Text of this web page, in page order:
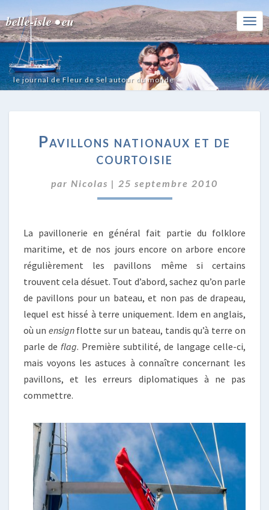
belle-isle • eu
le journal de Fleur de Sel autour du monde
NATIONAUX
ET
DE
COURTOISIE
Pavillons nationaux et de
courtoisie
par Nicolas | 25 septembre 2010
La pavillonerie en général fait partie du folklore
maritime, et de nos jours encore on arbore encore
régulièrement les pavillons même si certains
trouvent cela désuet. Tout d’abord, sachez qu’on parle
de pavillons pour un bateau, et non pas de drapeau,
lequel est hissé à terre uniquement. Idem en anglais,
où un ensignflotte sur un bateau, tandis qu’à terre on
parle de flag. Première subtilité, de langage celle-ci,
mais voyons les astuces à connaître concernant les
pavillons, et les erreurs diplomatiques à ne pas
commettre.